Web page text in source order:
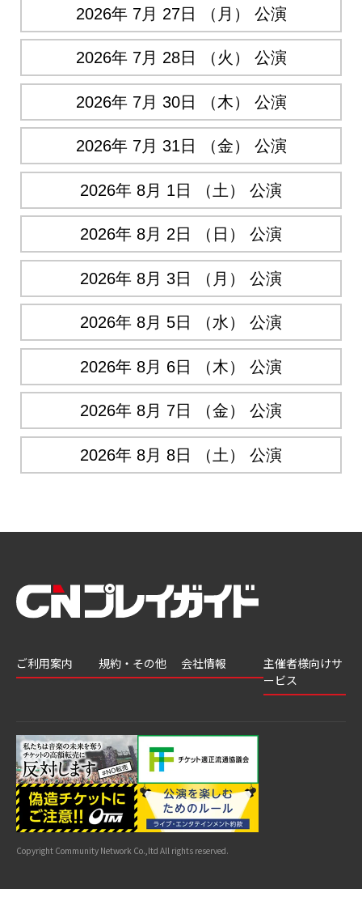
2026年 7月 27日 （月） 公演
2026年 7月 28日 （火） 公演
2026年 7月 30日 （木） 公演
2026年 7月 31日 （金） 公演
2026年 8月 1日 （土） 公演
2026年 8月 2日 （日） 公演
2026年 8月 3日 （月） 公演
2026年 8月 5日 （水） 公演
2026年 8月 6日 （木） 公演
2026年 8月 7日 （金） 公演
2026年 8月 8日 （土） 公演
ご利用案内
結果
よくあるご質問
はじめてガイド
公演中止・変更
サイトマップ
規約・その他
利用規約
特商法に基づく
表示
カスタマーハラ
スメントへの対
応指針
会社情報
主催者様向けサ
ービス
Copyright Community Network Co.,ltd All rights reserved.